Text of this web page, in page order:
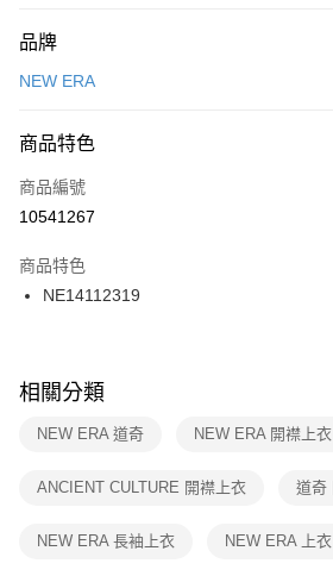
台灣樂天信用卡公司
【關於「AFTEE先享後付」】
便利好安心！
３．安心：先確認商品／服務後，再付款。
【「AFTEE先享後付」結帳流程】
１．於結帳方式選擇「AFTEE先享後付」後，將
２．訂單成立數日內，您將收到繳費通知簡訊。
３．收到繳費通知簡訊後14天內，點擊此簡訊中
ATM／網路銀行／等多元方式進行付款，方視為
※ 交易是否成功請以「AFTEE先享後付 」之結
是否繳費成功／繳費後需取消欲退款等相關疑問
客戶支援中心」https://
１．透過由恩沛科技股份有限公司提供之「
權轉讓予恩沛科技股份有限公司。
運送方式
每筆NT$100，滿NT$1,500(含以上)免運費
宅配
每筆NT$100，滿NT$1,500(含以上)免運費
付款後門市自取
每筆NT$100，滿NT$1,500(含以上)免運費
品牌
NEW ERA
商品特色
商品編號
10541267
商品特色
NE14112319
相關分類
NEW ERA 道奇 NEW ERA 開襟上衣
ANCIENT CULTURE 開襟上衣 道奇
NEW ERA 長袖上衣 NEW ERA 上衣